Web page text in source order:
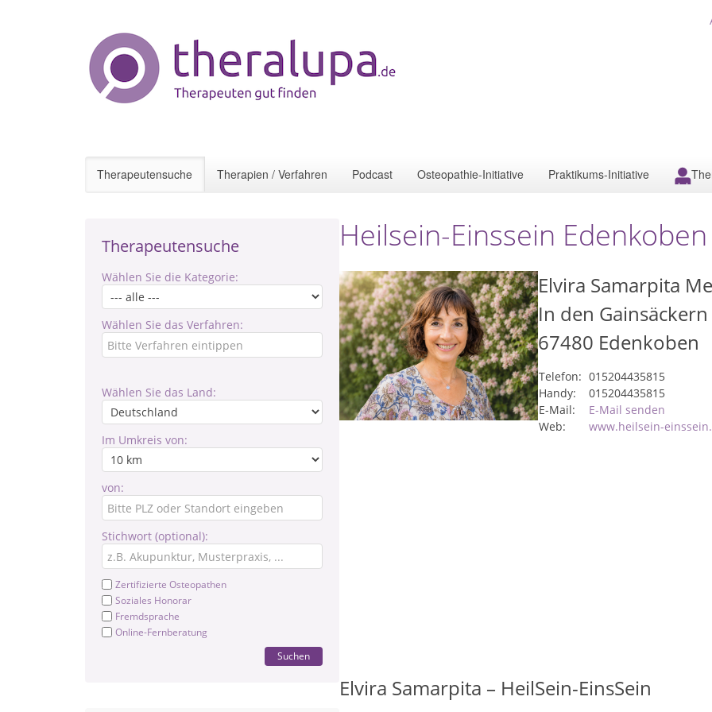
Therapeutensuche Therapien / Verfahren Podcast Osteopathie-Initiative Praktikums-Initiative
Therapeutensuche
Wählen Sie die Kategorie:
Wählen Sie das Verfahren:
Wählen Sie das Land:
Im Umkreis von:
von:
Stichwort (optional):
Zertifizierte Osteopathen
Soziales Honorar
Fremdsprache
Online-Fernberatung
Suchen
Heilsein-Einssein Edenkoben
Elvira Samarpita
In den
67480 Edenkoben
Telefon: 015204435815
Handy:
015204435815
E-Mail:
E-Mail senden
Web:
www.heilsein-
Elvira Samarpita – HeilSein-EinsSein